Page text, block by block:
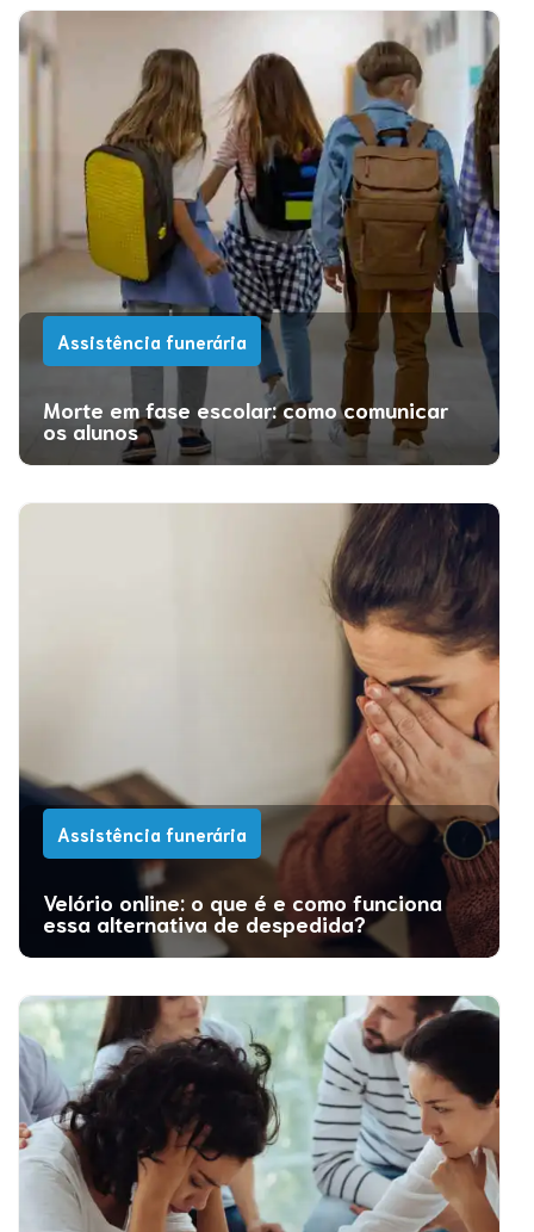
Assistência funerária
Morte em fase escolar: como comunicar
os alunos
Assistência funerária
Velório online: o que é e como funciona
essa alternativa de despedida?